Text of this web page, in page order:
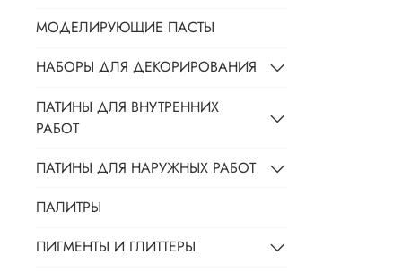
МОДЕЛИРУЮЩИЕ ПАСТЫ
НАБОРЫ ДЛЯ ДЕКОРИРОВАНИЯ
ПАТИНЫ ДЛЯ ВНУТРЕННИХ
РАБОТ
ПАТИНЫ ДЛЯ НАРУЖНЫХ РАБОТ
ПАЛИТРЫ
ПИГМЕНТЫ И ГЛИТТЕРЫ